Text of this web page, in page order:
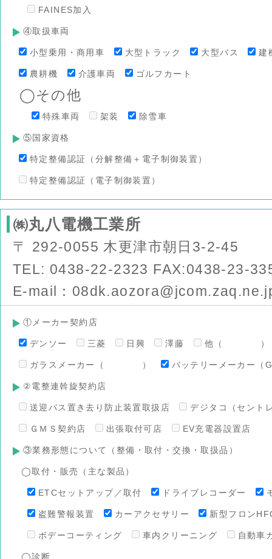
FAINES加入
④取扱車両
小型乗用・商用車 大型トラック 大型バス 建
農耕機 介護車両 ゴルフカート
◯その他
特殊車両 架装 除雪車
⑤国家資格
特定整備認証（分解整備＋電子制御装置）
特定整備認証（電子制御装置）
㈱丸八電機工業所
〒 292-0055 木更津市朝日3-2-45
TEL: 0438-22-2323 FAX:0438-23-
E-mail：
①メーカー契約店
デンソー 三菱 日興 澤藤 他（ ）
ガラスメーカー（ ） バッテリーメーカー（
②電整連斡旋契約店
送迎バス置き去り防止装置取扱店 デジタコ（セント
ＧＭＳ契約店 出張取付可店 EV充電器設置店
③業務形態について（整備・取付・交換・取扱品）
◯取付・販売（主な製品）
ETCセットアップ／取付 ドライブレコーダー
盗難警報装置 カーアクセサリー 新型フロン
ボデーコーティング 車内クリーニング 自動車
◯診断